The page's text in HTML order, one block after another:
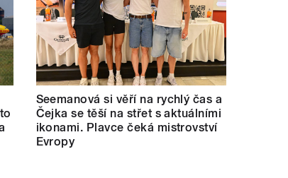
Seemanová si věří na rychlý čas a
Čejka se těší na střet s aktuálními
ikonami. Plavce čeká mistrovství
Evropy